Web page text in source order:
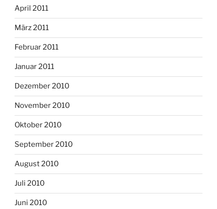
April 2011
März 2011
Februar 2011
Januar 2011
Dezember 2010
November 2010
Oktober 2010
September 2010
August 2010
Juli 2010
Juni 2010